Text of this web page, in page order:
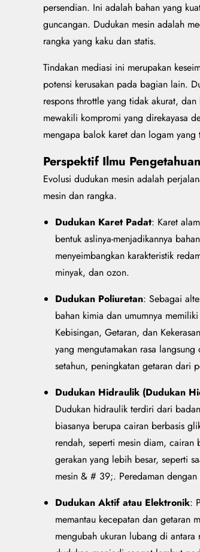
persendian. Ini adalah bahan yang
guncangan. Dudukan mesin adalah
rangka yang kaku dan statis.
Tindakan mediasi ini merupakan
potensi kerusakan pada bagian lain.
respons throttle yang tidak akurat,
mewakili kompromi yang direkayasa
mengapa balok karet dan logam
Perspektif Ilmu
Evolusi dudukan mesin adalah
mesin dan rangka.
Dudukan Karet Padat: Karet
bentuk aslinya-menjadikannya
menyeimbangkan karakteristik
minyak, dan ozon.
Dudukan Poliuretan: Sebagai
bahan kimia dan umumnya
Kebisingan, Getaran, dan
yang mengutamakan rasa
setahun, peningkatan getaran dari
Dudukan Hidraulik (Dudukan
Dudukan hidraulik terdiri dari
biasanya berupa cairan berbasis
rendah, seperti mesin diam,
gerakan yang lebih besar, seperti
mesin & # 39;. Peredaman
Dudukan Aktif atau Elektronik:
memantau kecepatan dan getaran
mengubah ukuran lubang di